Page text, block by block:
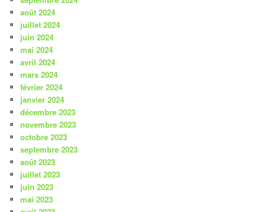
août 2024
juillet 2024
juin 2024
mai 2024
avril 2024
mars 2024
février 2024
janvier 2024
décembre 2023
novembre 2023
octobre 2023
septembre 2023
août 2023
juillet 2023
juin 2023
mai 2023